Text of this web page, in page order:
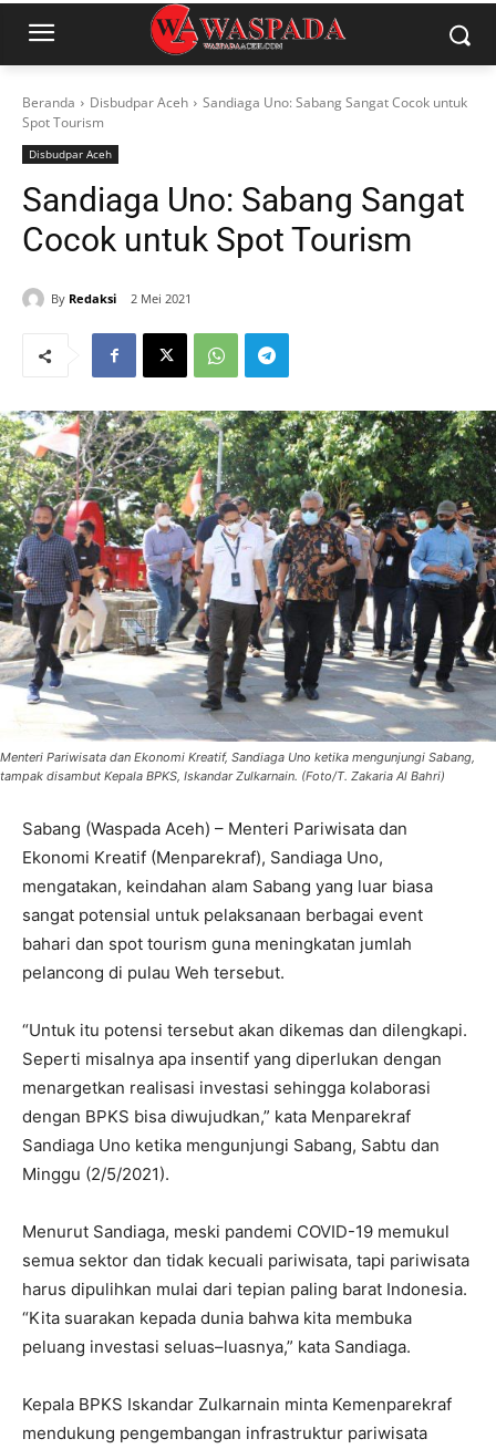
Beranda Disbudpar Aceh
Sandiaga Uno: Sabang Sangat Cocok untuk
Spot Tourism
Disbudpar Aceh
Sandiaga Uno: Sabang Sangat
Cocok untuk Spot Tourism
By Redaksi 2 Mei 2021
Menteri Pariwisata dan Ekonomi Kreatif, Sandiaga Uno ketika mengunjungi Sabang,
tampak disambut Kepala BPKS, Iskandar Zulkarnain. (Foto/T. Zakaria Al Bahri)
Sabang (Waspada Aceh) – Menteri Pariwisata dan
Ekonomi Kreatif (Menparekraf), Sandiaga Uno,
mengatakan, keindahan alam Sabang yang luar biasa
sangat potensial untuk pelaksanaan berbagai event
bahari dan spot tourism guna meningkatan jumlah
pelancong di pulau Weh tersebut.
“Untuk itu potensi tersebut akan dikemas dan dilengkapi.
Seperti misalnya apa insentif yang diperlukan dengan
menargetkan realisasi investasi sehingga kolaborasi
dengan BPKS bisa diwujudkan,” kata Menparekraf
Sandiaga Uno ketika mengunjungi Sabang, Sabtu dan
Minggu (2/5/2021).
Menurut Sandiaga, meski pandemi COVID-19 memukul
semua sektor dan tidak kecuali pariwisata, tapi pariwisata
harus dipulihkan mulai dari tepian paling barat Indonesia.
“Kita suarakan kepada dunia bahwa kita membuka
peluang investasi seluas–luasnya,” kata Sandiaga.
Kepala BPKS Iskandar Zulkarnain minta Kemenparekraf
mendukung pengembangan infrastruktur pariwisata